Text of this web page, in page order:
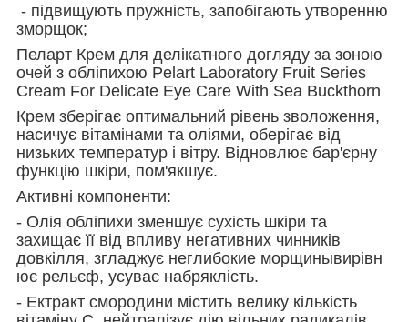
- підвищують пружність, запобігають утворенню
зморщок;
Пеларт Крем для делікатного догляду за зоною
очей з обліпихою Pelart Laboratory Fruit Series
Cream For Delicate Eye Care With Sea Buckthorn
Крем зберігає оптимальний рівень зволоження,
насичує вітамінами та оліями, оберігає від
низьких температур і вітру. Відновлює бар'єрну
функцію шкіри, пом'якшує.
Активні компоненти:
- Олія обліпихи зменшує сухість шкіри та
захищає її від впливу негативних чинників
довкілля, згладжує неглибокие морщинывирівн
ює рельєф, усуває набряклість.
- Ектракт смородини містить велику кількість